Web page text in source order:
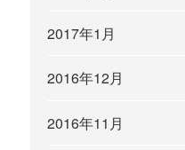
2017年1月
2016年12月
2016年11月